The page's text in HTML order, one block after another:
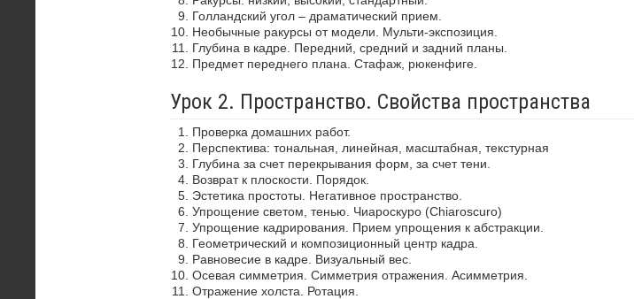
Голландский угол – драматический прием.
Необычные ракурсы от модели. Мульти-экспозиция.
Глубина в кадре. Передний, средний и задний планы.
Предмет переднего плана. Стафаж, рюкенфиге.
Урок 2. Пространство. Свойства пространства
Проверка домашних работ.
Перспектива: тональная, линейная, масштабная, текстурная
Глубина за счет перекрывания форм, за счет тени.
Возврат к плоскости. Порядок.
Эстетика простоты. Негативное пространство.
Упрощение светом, тенью. Чиароскуро (Chiaroscuro)
Упрощение кадрирования. Прием упрощения к абстракции.
Геометрический и композиционный центр кадра.
Равновесие в кадре. Визуальный вес.
Осевая симметрия. Симметрия отражения. Асимметрия.
Отражение холста. Ротация.